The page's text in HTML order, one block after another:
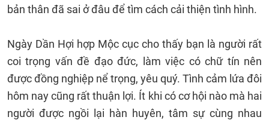
bản thân đã sai ở đâu để tìm cách cải thiện tình hình.
Ngày Dần Hợi hợp Mộc cục cho thấy bạn là người rất
coi trọng vấn đề đạo đức, làm việc có chữ tín nên
được đồng nghiệp nể trọng, yêu quý. Tình cảm lứa đôi
hôm nay cũng rất thuận lợi. Ít khi có cơ hội nào mà hai
người được ngồi lại hàn huyên, tâm sự cùng nhau